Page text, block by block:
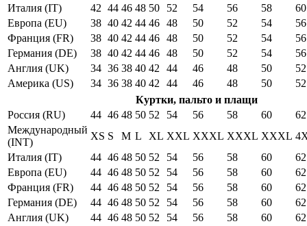
Италия (IT)
42 44 46 48 50 52 54 56 58
60
Европа (EU)
38 40 42 44 46 48 50 52 54
56
Франция (FR)
38 40 42 44 46 48 50 52 54
56
Германия (DE)
38 40 42 44 46 48 50 52 54
56
Англия (UK)
34 36 38 40 42 44 46 48 50
52
Америка (US)
34 36 38 40 42 44 46 48 50
52
Куртки, пальто и плащи
Россия (RU)
44 46 48 50 52 54 56 58 60
62
Международный
(INT)
XS S M L XL XXL XXXL XXXL XXXL
Италия (IT)
44 46 48 50 52 54 56 58 60
62
Европа (EU)
44 46 48 50 52 54 56 58 60
62
Франция (FR)
44 46 48 50 52 54 56 58 60
62
Германия (DE)
44 46 48 50 52 54 56 58 60
62
Англия (UK)
44 46 48 50 52 54 56 58 60
62